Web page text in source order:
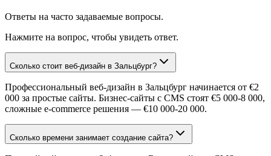
Ответы на часто задаваемые вопросы.
Нажмите на вопрос, чтобы увидеть ответ.
Сколько стоит веб-дизайн в Зальцбург?
Профессиональный веб-дизайн в Зальцбург начинается от €2
000 за простые сайты. Бизнес-сайты с CMS стоят €5 000-8 000,
сложные e-commerce решения — €10 000-20 000.
Сколько времени занимает создание сайта?